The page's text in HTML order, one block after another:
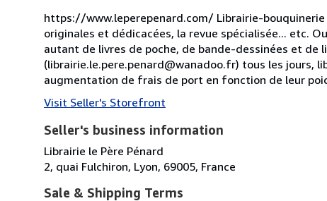
https://www.leperepenard.com/ Librairie-bouquinerie
originales et dédicacées, la revue spécialisée... etc.
autant de livres de poche, de bande-dessinées et de
(librairie.le.pere.penard@wanadoo.fr) tous les jours,
augmentation de frais de port en fonction de leur
Visit Seller's Storefront
Seller's business information
Librairie le Père Pénard
2, quai Fulchiron, Lyon, 69005, France
Sale & Shipping Terms